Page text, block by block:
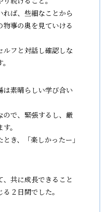
ば、些細なことから
物事の奥を見ていける
ルフと対話し確認しな
は素晴らしい学び合い
ので、緊張するし、厳
。
き、「楽しかったー」
共に成長できること
２日間でした。